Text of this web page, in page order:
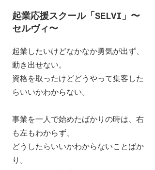
​起業応援スクール「SELVI」〜
セルヴィ〜
起業したいけどなかなか勇気が出ず、
動き出せない。
資格を取ったけどどうやって集客した
らいいかわからない。
事業を一人で始めたばかりの時は、右
も左もわからず、
どうしたらいいかわからないことばか
り。